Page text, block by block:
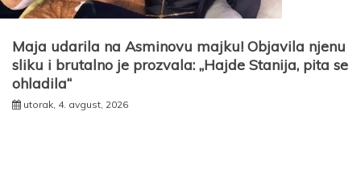
Maja udarila na Asminovu majku! Objavila njenu
sliku i brutalno je prozvala: „Hajde Stanija, pita se
ohladila“
utorak, 4. avgust, 2026